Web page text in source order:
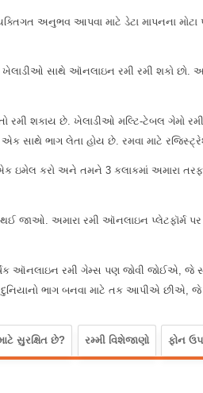
અનુભવ આપવા માટે ડેટા માપનના
સાથે ઑનલાઇન રમી રમી શકો છો.
રમી શકાય છે. ખેલાડીઓ મલ્ટિ-ટેબલ ગેમો
સાથે ભાગ લેતા હોય છે. રમવા માટે
ઇમેલ કરો અને તમને 3 કલાકમાં અમારા
જાઓ. અમારા રમી ઑનલાઇન પ્લેટફૉર્મ
ઑનલાઇન રમી ગેમ્સ પણ જોવી જોઈએ,
ભાગ બનવા માટે તક આપીએ છીએ, જે
સુરક્ષિત છે? રમ્મી વિશેજાણો ફોન